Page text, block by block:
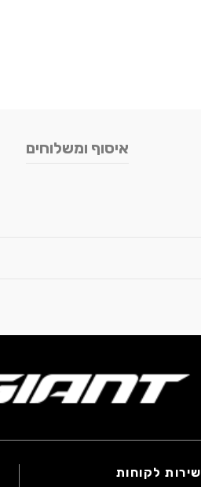
איסוף ומשלוחים
שירות לקוחות